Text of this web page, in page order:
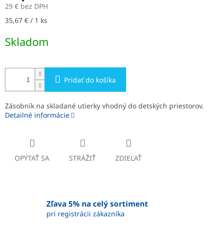
29 € bez DPH
Jednotková
35,67 € / 1 ks
Skladom
Pridať do košíka
Zásobník na skladané utierky vhodný do detských priestorov.
Detailné informácie
OPÝTAŤ SA STRÁŽIŤ ZDIEĽAŤ
Zľava 5% na celý sortiment
pri registrácii zákazníka